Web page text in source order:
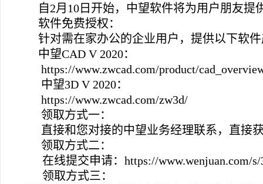
自2月10日开始，中望软件将为用户朋友
软件免费授权：
针对需在家办公的企业用户，提供以下软
中望CAD V 2020：
https://www.zwcad.com/product/
中望3D V 2020：
https://www.zwcad.com/zw3d/
领取方式一：
直接和您对接的中望业务经理联系，直接
领取方式二：
在线提交申请：https://www.wenjuan.com/
领取方式三：